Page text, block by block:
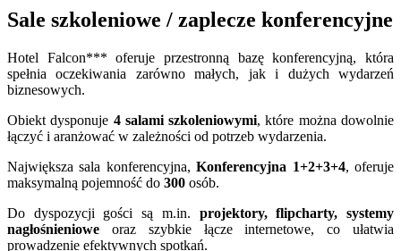
Sale szkoleniowe / zaplecze konferencyjne
Hotel Falcon*** oferuje przestronną bazę konferencyjną, która
spełnia oczekiwania zarówno małych, jak i dużych wydarzeń
biznesowych.
Obiekt dysponuje 4 salami szkoleniowymi, które można dowolnie
łączyć i aranżować w zależności od potrzeb wydarzenia.
Największa sala konferencyjna,Konferencyjna 1+2+3+4, oferuje
maksymalną pojemność do 300 osób.
Do dyspozycji gości są m.in. projektory, flipcharty, systemy
nagłośnieniowe oraz szybkie łącze internetowe, co ułatwia
prowadzenie efektywnych spotkań.